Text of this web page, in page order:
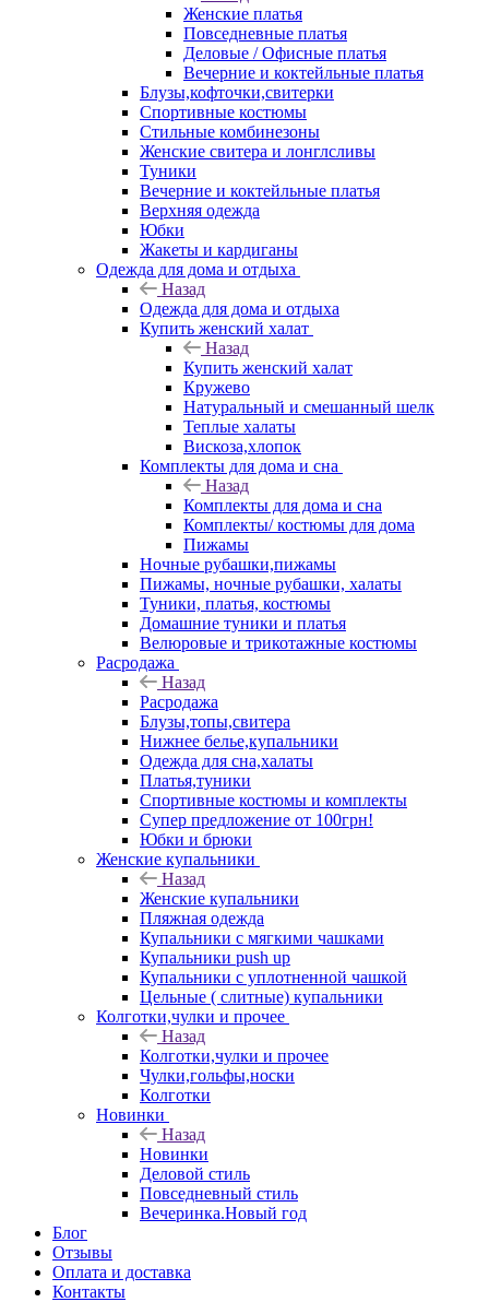
Женские платья
Повседневные платья
Деловые / Офисные платья
Вечерние и коктейльные платья
Блузы,кофточки,свитерки
Спортивные костюмы
Стильные комбинезоны
Женские свитера и лонглсливы
Туники
Вечерние и коктейльные платья
Верхняя одежда
Юбки
Жакеты и кардиганы
Одежда для дома и отдыха
Назад
Одежда для дома и отдыха
Купить женский халат
Назад
Купить женский халат
Кружево
Натуральный и смешанный шелк
Теплые халаты
Вискоза,хлопок
Комплекты для дома и сна
Назад
Комплекты для дома и сна
Комплекты/ костюмы для дома
Пижамы
Ночные рубашки,пижамы
Пижамы, ночные рубашки, халаты
Туники, платья, костюмы
Домашние туники и платья
Велюровые и трикотажные костюмы
Расродажа
Назад
Расродажа
Блузы,топы,свитера
Нижнее белье,купальники
Одежда для сна,халаты
Платья,туники
Спортивные костюмы и комплекты
Супер предложение от 100грн!
Юбки и брюки
Женские купальники
Назад
Женские купальники
Пляжная одежда
Купальники с мягкими чашками
Купальники push up
Купальники с уплотненной чашкой
Цельные ( слитные) купальники
Колготки,чулки и прочее
Назад
Колготки,чулки и прочее
Чулки,гольфы,носки
Колготки
Новинки
Назад
Новинки
Деловой стиль
Повседневный стиль
Вечеринка.Новый год
Блог
Отзывы
Оплата и доставка
Контакты